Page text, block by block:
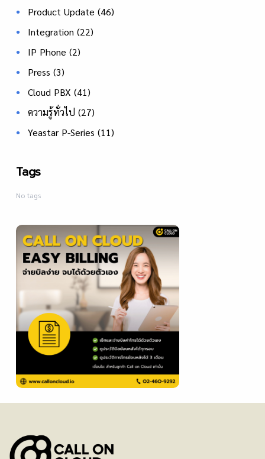
Product Update (46)
Integration (22)
IP Phone (2)
Press (3)
Cloud PBX (41)
ความรู้ทั่วไป (27)
Yeastar P-Series (11)
Tags
No tags